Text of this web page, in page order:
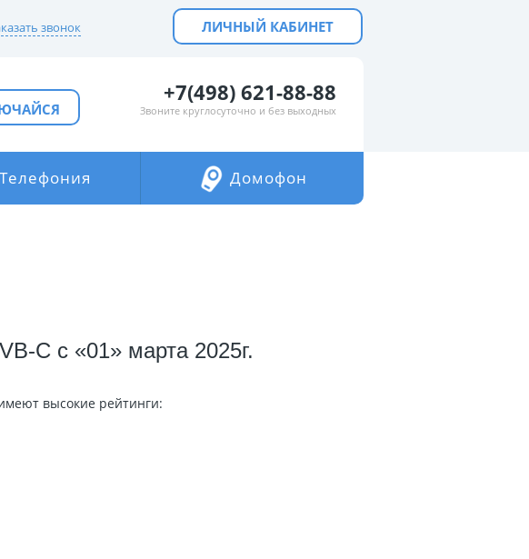
звонок ЛИЧНЫЙ КАБИНЕТ
+7(498) 621-88-88
Звоните круглосуточно и без выходных
Телефония Домофон
C с «01» марта 2025г.
высокие рейтинги: